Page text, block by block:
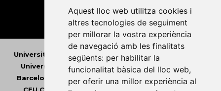
Aquest lloc web utilitza cookies i
altres tecnologies de seguiment
per millorar la vostra experiència
de navegació amb les finalitats
següents: per habilitar la
funcionalitat bàsica del lloc web,
per oferir una millor experiència al
Universitat Abat Oliba CEU•Universitat d'Alacant
Universitat d'Andorra•Universitat Autònoma de
Barcelona
Universitat de Barcelona•Universitat
CEU Cardenal Herrera•Universitat de Girona •